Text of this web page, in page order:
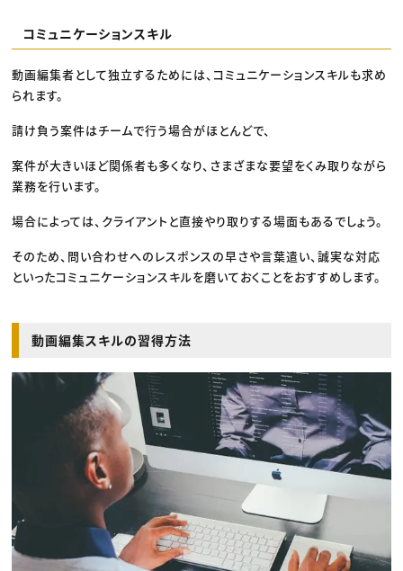
コミュニケーションスキル
動画編集者として独立するためには、コミュニケーションスキルも求め
られます。
請け負う案件はチームで行う場合がほとんどで、
案件が大きいほど関係者も多くなり、さまざまな要望をくみ取りながら
業務を行います。
場合によっては、クライアントと直接やり取りする場面もあるでしょう。
そのため、問い合わせへのレスポンスの早さや言葉遣い、誠実な対応
といったコミュニケーションスキルを磨いておくことをおすすめします。
動画編集スキルの習得方法